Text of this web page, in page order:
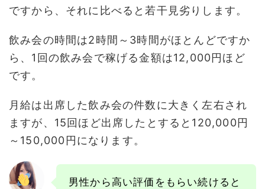
ですから、それに比べると若干見劣りします。
飲み会の時間は2時間～3時間がほとんどですか
ら、1回の飲み会で稼げる金額は12,000円ほど
です。
月給は出席した飲み会の件数に大きく左右され
ますが、15回ほど出席したとすると120,000円
～150,000円になります。
男性から高い評価をもらい続けると